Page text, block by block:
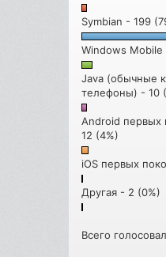
Symbian - 199
Windows Mobile
Java (обычные
телефоны) - 10
Android первых
12 (4%)
iOS первых
Другая - 2 (0%)
Всего